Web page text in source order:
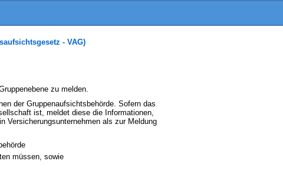
- VAG)
zu melden.
der Gruppenaufsichtsbehörde. Sofern das
ist, meldet diese die Informationen,
Versicherungsunternehmen als zur Meldung
müssen, sowie